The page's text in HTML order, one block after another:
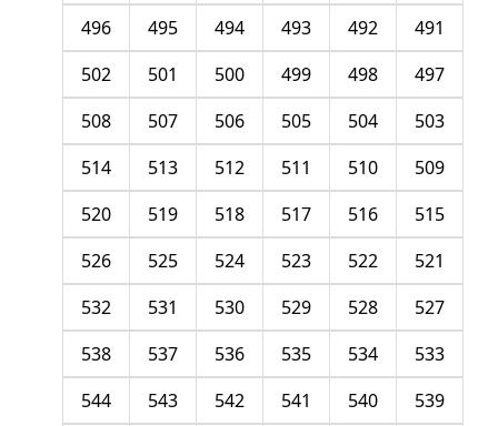
491
492
493
494
495
496
497
498
499
500
501
502
503
504
505
506
507
508
509
510
511
512
513
514
515
516
517
518
519
520
521
522
523
524
525
526
527
528
529
530
531
532
533
534
535
536
537
538
539
540
541
542
543
544